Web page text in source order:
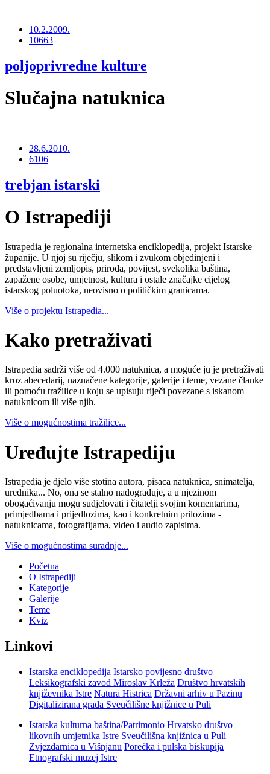
10.2.2009.
10663
poljoprivredne kulture
Slučajna natuknica
28.6.2010.
6106
trebjan istarski
O Istrapediji
Istrapedia je regionalna internetska enciklopedija, projekt Istarske
županije. U njoj su riječju, slikom i zvukom objedinjeni i
predstavljeni zemljopis, priroda, povijest, svekolika baština,
zapažene osobe, umjetnost, kultura i ostale značajke cijelog
istarskog poluotoka, neovisno o političkim granicama.
Više o projektu Istrapedia...
Kako pretraživati
Istrapedia sadrži više od 4.000 natuknica, a moguće ju je pretraživati
kroz abecedarij, naznačene kategorije, galerije i teme, vezane članke
ili pomoću tražilice u koju se upisuju riječi povezane s iskanom
natuknicom ili više njih.
Više o mogućnostima tražilice...
Uređujte Istrapediju
Istrapedia je djelo više stotina autora, pisaca natuknica, snimatelja,
urednika... No, ona se stalno nadograđuje, a u njezinom
obogaćivanju mogu sudjelovati i čitatelji svojim komentarima,
primjedbama i prijedlozima, kao i konkretnim prilozima -
natuknicama, fotografijama, video i audio zapisima.
Više o mogućnostima suradnje...
Početna
O Istrapediji
Kategorije
Galerije
Teme
Kviz
Linkovi
Istarska enciklopedija Istarsko povijesno društvo
Leksikografski zavod Miroslav Krleža Društvo hrvatskih
književnika Istre Natura Histrica Državni arhiv u Pazinu
Digitalizirana građa Sveučilišne knjižnice u Puli
Istarska kulturna baština/Patrimonio Hrvatsko društvo
likovnih umjetnika Istre Sveučilišna knjižnica u Puli
Zvjezdarnica u Višnjanu Porečka i pulska biskupija
Etnografski muzej Istre